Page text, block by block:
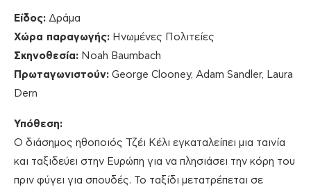
Είδος: Δράμα
Χώρα παραγωγής: Ηνωμένες Πολιτείες
Σκηνοθεσία: Noah Baumbach
Πρωταγωνιστούν: George Clooney, Adam Sandler, Laura
Dern
Υπόθεση:
Ο διάσημος ηθοποιός Τζέι Κέλι εγκαταλείπει μια ταινία
και ταξιδεύει στην Ευρώπη για να πλησιάσει την κόρη του
πριν φύγει για σπουδές. Το ταξίδι μετατρέπεται σε